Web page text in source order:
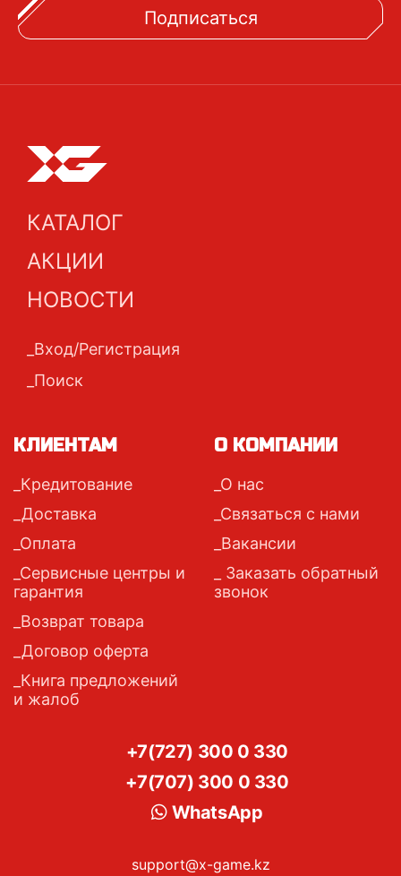
Подписаться
КАТАЛОГ
АКЦИИ
НОВОСТИ
Вход/Регистрация
Поиск
КЛИЕНТАМ
Кредитование
Доставка
Оплата
Сервисные центры и
гарантия
Возврат товара
Договор оферта
Книга предложений
и жалоб
О КОМПАНИИ
О нас
Связаться с нами
Вакансии
Заказать обратный
звонок
+7(727) 300 0 330
+7(707) 300 0 330
WhatsApp
support@x-game.kz